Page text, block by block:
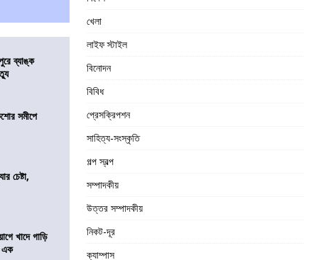
ব্যাঙ্ক
সমীপে
চেষ্টা,
খাদে গাড়ি
এক
খেলা
লাইফ স্টাইল
বিনোদন
বিবিধ
প্রেসক্রিপশন
সাহিত্য-সংস্কৃতি
গল্প স্বল্প
সম্পাদকীয়
উত্তর সম্পাদকীয়
নিকট-দূর
ক্যাম্পাস